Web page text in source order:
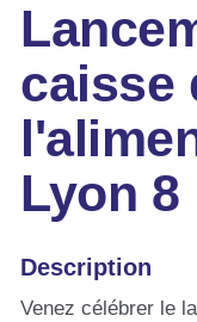
caisse
Lyon 8
Description
Venez célébrer le